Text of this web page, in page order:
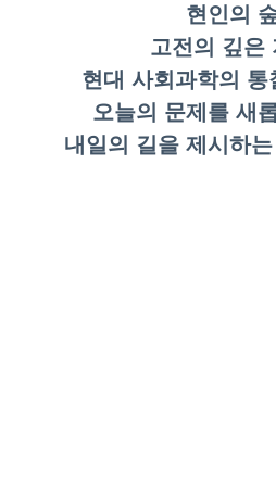
현인의
고전의 깊은
현대 사회과학의 통
오늘의 문제를 새
내일의 길을 제시하